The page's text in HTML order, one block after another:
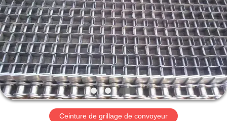
PRODUITS
AU
SUJET
DE
NOUS
Ceinture de grillage de convoyeur